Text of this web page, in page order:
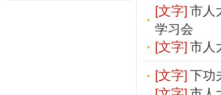
[文字] 市人
学习会
[文字] 市人
[文字] 下功